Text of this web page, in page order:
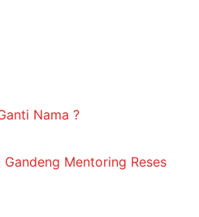
Nama ?
Gandeng Mentoring Reses